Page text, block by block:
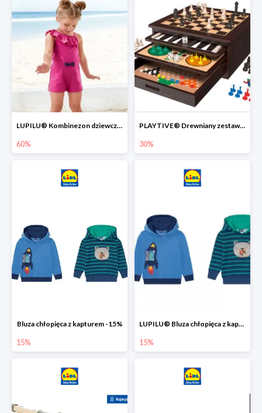
LUPILU® Kombinezon dziewczęcy z bawełny
60%
PLAYTIVE® Drewniany zestaw gier 10 w 1
30%
Bluza chłopięca z kapturem -15%
15%
LUPILU® Bluza chłopięca z kapturem
15%